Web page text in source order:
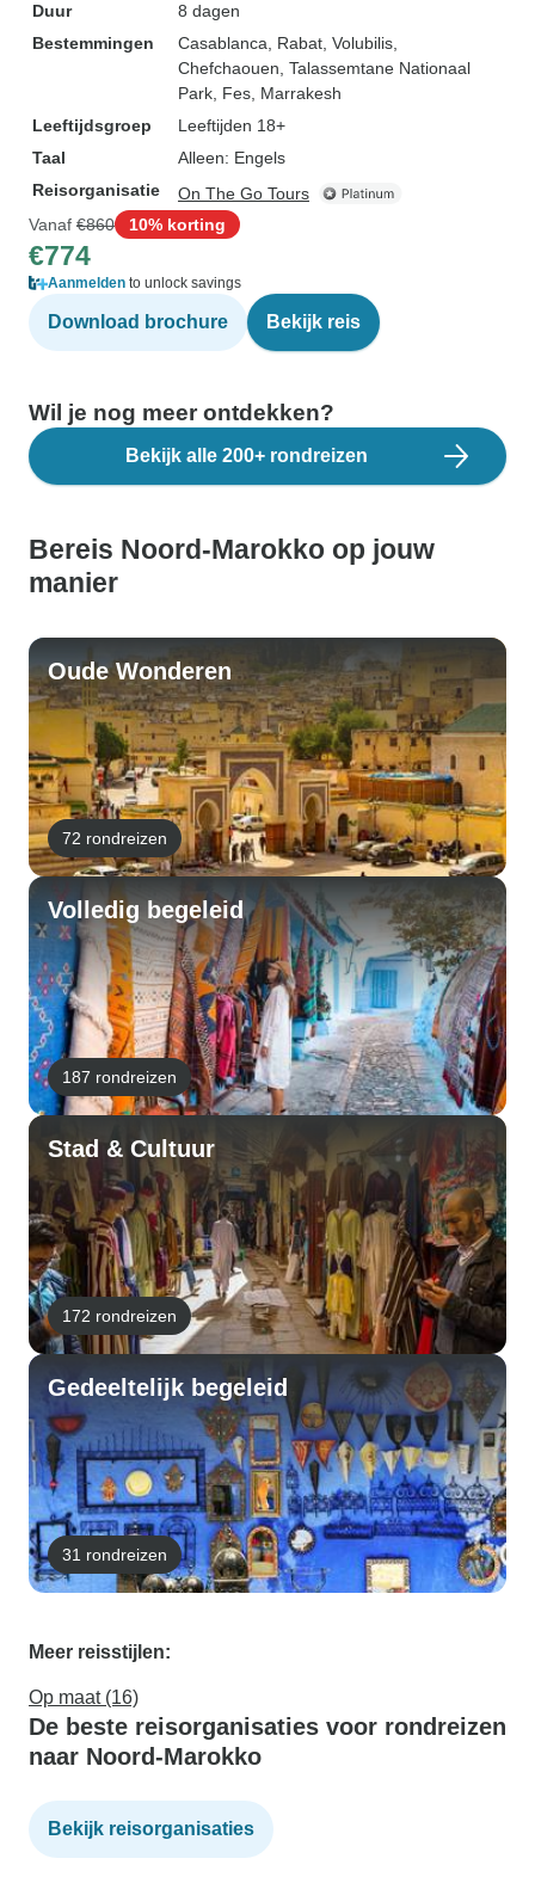
Duur
8 dagen
Bestemmingen
Casablanca , Rabat , Volubilis
Chefchaouen , Talassemtane Nationaal
Park , Fes , Marrakesh
Leeftijdsgroep
Leeftijden 18+
Taal
Alleen: Engels
Reisorganisatie
On The Go Tours
Vanaf €860 10% korting
€774
Aanmelden to unlock savings
Download brochure Bekijk reis
Wil je nog meer ontdekken?
Bekijk alle 200+ rondreizen
Bereis Noord-Marokko op jouw
manier
Oude Wonderen
72 rondreizen
Volledig begeleid
187 rondreizen
Stad & Cultuur
172 rondreizen
Gedeeltelijk begeleid
31 rondreizen
Meer reisstijlen:
Op maat (16)
De beste reisorganisaties voor rondreizen
naar Noord-Marokko
Bekijk reisorganisaties